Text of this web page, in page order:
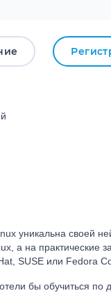
уникальна своей
а на практические
SUSE или Fedora
бы обучиться по